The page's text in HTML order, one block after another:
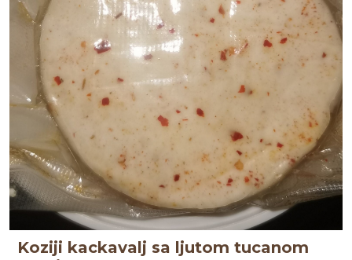
Koziji kackavalj sa ljutom tucanom